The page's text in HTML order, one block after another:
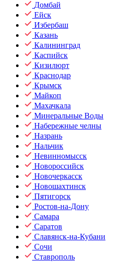
Домбай
Ейск
Избербаш
Казань
Калининград
Каспийск
Кизилюрт
Краснодар
Крымск
Майкоп
Махачкала
Минеральные Воды
Набережные челны
Назрань
Нальчик
Невинномысск
Новороссийск
Новочеркасск
Новошахтинск
Пятигорск
Ростов-на-Дону
Самара
Саратов
Славянск-на-Кубани
Сочи
Ставрополь